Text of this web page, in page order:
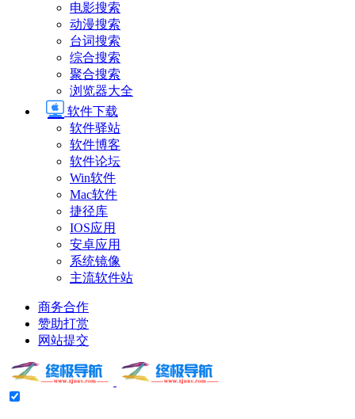
电影搜索
动漫搜索
台词搜索
综合搜索
聚合搜索
浏览器大全
软件下载
软件驿站
软件博客
软件论坛
Win软件
Mac软件
捷径库
IOS应用
安卓应用
系统镜像
主流软件站
商务合作
赞助打赏
网站提交